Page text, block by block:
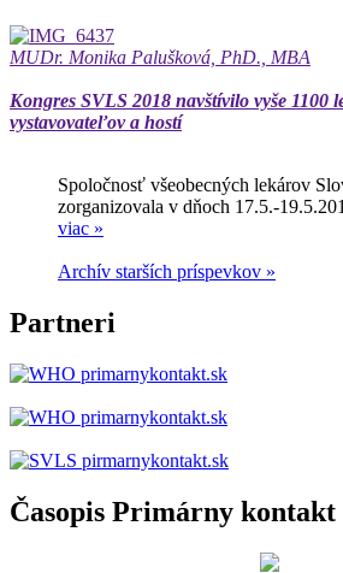
MUDr. Monika Palušková, PhD., MBA
Kongres SVLS 2018 navštívilo vyše 1100
vystavovateľov a hostí
Spoločnosť všeobecných lekárov
zorganizovala v dňoch 17.5.-
viac »
Archív starších príspevkov »
Partneri
Časopis Primárny kontakt